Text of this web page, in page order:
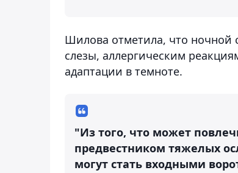
Шилова отметила, что ночной
слезы, аллергическим
адаптации в темноте.
"Из того, что может
предвестником тяжелых
могут стать входными